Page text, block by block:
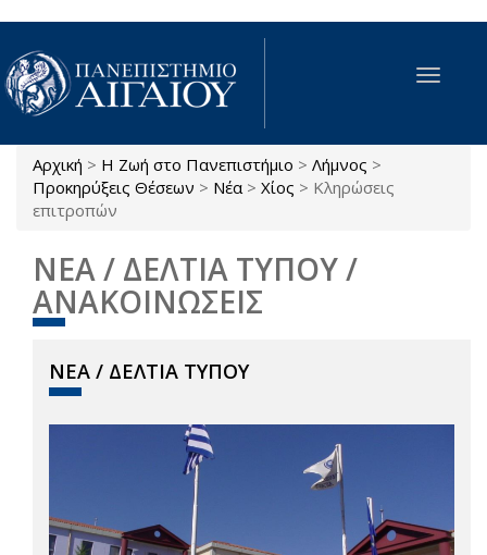
Παράκαμψη προς το κυρίως περιεχόμενο
Toggle
Είστε εδώ
Αρχική > Η Ζωή στο Πανεπιστήμιο > Λήμνος >
Προκηρύξεις Θέσεων > Νέα > Χίος > Κληρώσεις
επιτροπών
ΝΕΑ / ΔΕΛΤΙΑ ΤΥΠΟΥ /
ΑΝΑΚΟΙΝΩΣΕΙΣ
ΝΕΑ / ΔΕΛΤΙΑ ΤΥΠΟΥ